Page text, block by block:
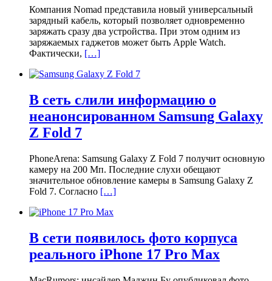
Компания Nomad представила новый универсальный
зарядный кабель, который позволяет одновременно
заряжать сразу два устройства. При этом одним из
заряжаемых гаджетов может быть Apple Watch.
Фактически, […]
В сеть слили информацию о
неанонсированном Samsung Galaxy
Z Fold 7
PhoneArena: Samsung Galaxy Z Fold 7 получит основную
камеру на 200 Мп. Последние слухи обещают
значительное обновление камеры в Samsung Galaxy Z
Fold 7. Согласно […]
В сети появилось фото корпуса
реального iPhone 17 Pro Max